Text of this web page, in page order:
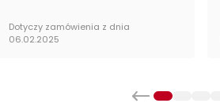
Dotyczy zamówienia z dnia
06.02.2025